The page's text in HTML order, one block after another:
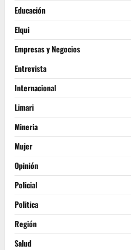
Educación
Elqui
Empresas y Negocios
Entrevista
Internacional
Limari
Mineria
Mujer
Opinión
Policial
Politica
Región
Salud